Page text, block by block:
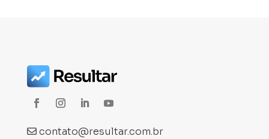
contato@resultar.com.br